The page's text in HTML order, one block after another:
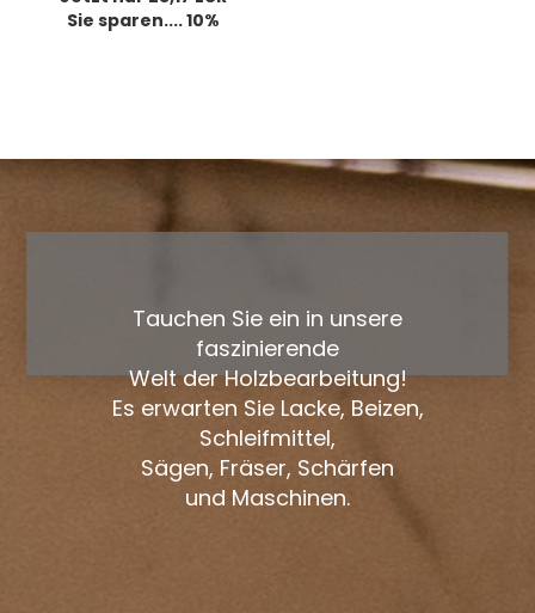
Sie sparen.... 10%
Tauchen Sie ein in unsere
faszinierende
Welt der Holzbearbeitung!
Es erwarten Sie Lacke, Beizen,
Schleifmittel,
Sägen, Fräser, Schärfen
und Maschinen.